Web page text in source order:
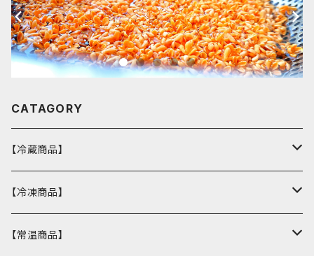
CATAGORY
【冷蔵商品】
バスクチーズケーキ
ウィークエンドシトロン
【冷凍商品】
カヌレ
【常温商品】